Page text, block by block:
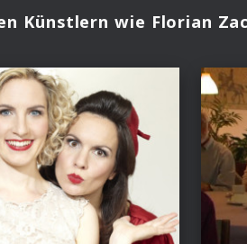
Künstlern wie Florian